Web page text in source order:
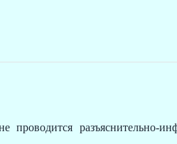
разъяснительно-